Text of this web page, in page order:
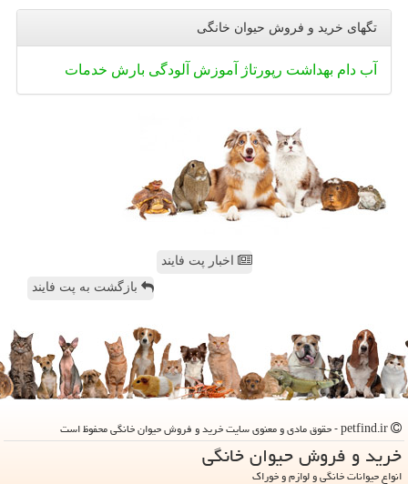
تگهای خرید و فروش حیوان خانگی
آب دام بهداشت رپورتاژ آموزش آلودگی بارش خدمات
اخبار پت فایند
بازگشت به پت فایند
خرید و فروش حیوان خانگی
انواع حیوانات خانگی و لوازم و خوراک